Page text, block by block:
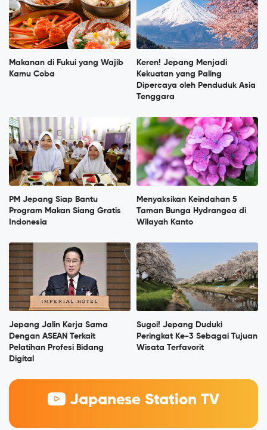
Makanan di Fukui yang Wajib
Kamu Coba
Keren! Jepang Menjadi
Kekuatan yang Paling
Dipercaya oleh Penduduk Asia
Tenggara
PM Jepang Siap Bantu
Program Makan Siang Gratis
Indonesia
Menyaksikan Keindahan 5
Taman Bunga Hydrangea di
Wilayah Kanto
Jepang Jalin Kerja Sama
Dengan ASEAN Terkait
Pelatihan Profesi Bidang
Digital
Sugoi! Jepang Duduki
Peringkat Ke-3 Sebagai Tujuan
Wisata Terfavorit
Japanese Station TV